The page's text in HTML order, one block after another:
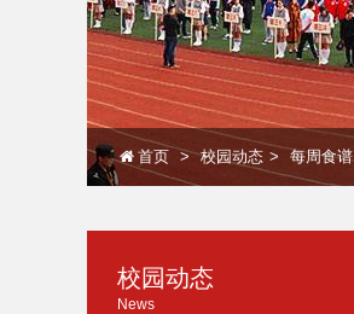
首页 校园动态 每周食谱
校园动态
News